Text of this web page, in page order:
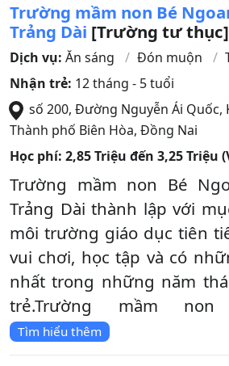
Trường mầm non Bé
Trảng Dài [Trường tư thục]
Dịch vụ: Ăn sáng Đón muộn
Nhận trẻ: 12 tháng - 5 tuổi
số 200, Đường Nguyễn Ái Quốc,
Thành phố Biên Hòa, Đồng Nai
Học phí: 2,85 Triệu đến 3,25 Triệu
Trường mầm non Bé
Trảng Dài thành lập với
môi trường giáo dục tiên
vui chơi, học tập và có
nhất trong những năm
trẻ.Trường mầm non
Tìm hiểu thêm